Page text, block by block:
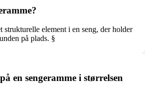
strukturelle element i en seng, der holder
på plads. §
en sengeramme i størrelsen